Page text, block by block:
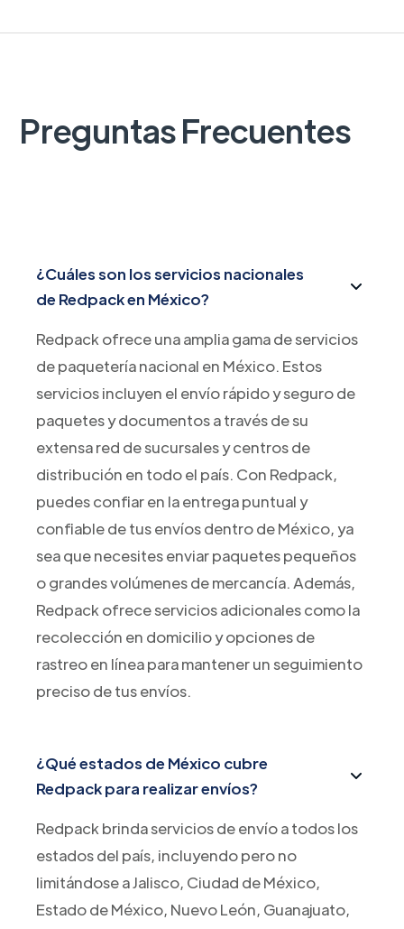
Preguntas Frecuentes
¿Cuáles son los servicios nacionales
de Redpack en México?
Redpack ofrece una amplia gama de servicios
de paquetería nacional en México. Estos
servicios incluyen el envío rápido y seguro de
paquetes y documentos a través de su
extensa red de sucursales y centros de
distribución en todo el país. Con Redpack,
puedes confiar en la entrega puntual y
confiable de tus envíos dentro de México, ya
sea que necesites enviar paquetes pequeños
o grandes volúmenes de mercancía. Además,
Redpack ofrece servicios adicionales como la
recolección en domicilio y opciones de
rastreo en línea para mantener un seguimiento
preciso de tus envíos.
¿Qué estados de México cubre
Redpack para realizar envíos?
Redpack brinda servicios de envío a todos los
estados del país, incluyendo pero no
limitándose a Jalisco, Ciudad de México,
Estado de México, Nuevo León, Guanajuato,